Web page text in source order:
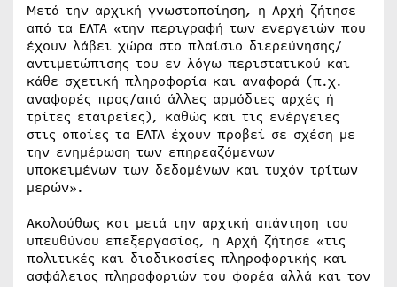
Μετά την αρχική γνωστοποίηση, η Αρχή ζήτησε
από τα ΕΛΤΑ «την περιγραφή των ενεργειών που
έχουν λάβει χώρα στο πλαίσιο διερεύνησης/
αντιμετώπισης του εν λόγω περιστατικού και
κάθε σχετική πληροφορία και αναφορά (π.χ.
αναφορές προς/από άλλες αρμόδιες αρχές ή
τρίτες εταιρείες), καθώς και τις ενέργειες
στις οποίες τα ΕΛΤΑ έχουν προβεί σε σχέση με
την ενημέρωση των επηρεαζόμενων
υποκειμένων των δεδομένων και τυχόν τρίτων
μερών».
Ακολούθως και μετά την αρχική απάντηση του
υπευθύνου επεξεργασίας, η Αρχή ζήτησε «τις
πολιτικές και διαδικασίες πληροφορικής και
ασφάλειας πληροφοριών του φορέα αλλά και τον